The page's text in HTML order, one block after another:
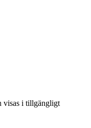
visas i tillgängligt